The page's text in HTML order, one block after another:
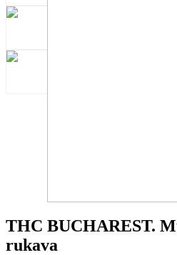
THC BUCHAREST.
rukava